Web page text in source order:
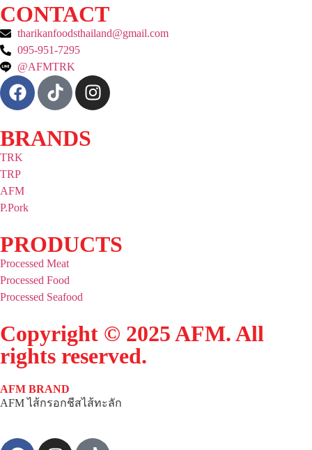
CONTACT
tharikanfoodsthailand@gmail.com
095-951-7295
@AFMTRK
BRANDS
TRK
TRP
AFM
P.Pork
PRODUCTS
Processed Meat
Processed Food
Processed Seafood
Copyright © 2025 AFM. All
rights reserved.
AFM BRAND
AFM ไส้กรอกชีสไส้ทะลัก